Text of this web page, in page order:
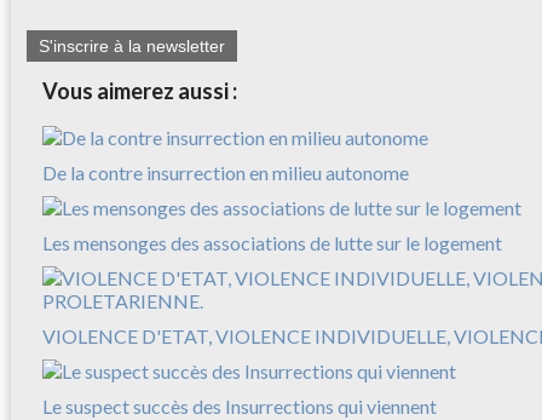
S'inscrire à la newsletter
Vous aimerez aussi :
De la contre insurrection en milieu autonome
Les mensonges des associations de lutte sur le logement
VIOLENCE D'ETAT, VIOLENCE INDIVIDUELLE,
Le suspect succès des Insurrections qui viennent